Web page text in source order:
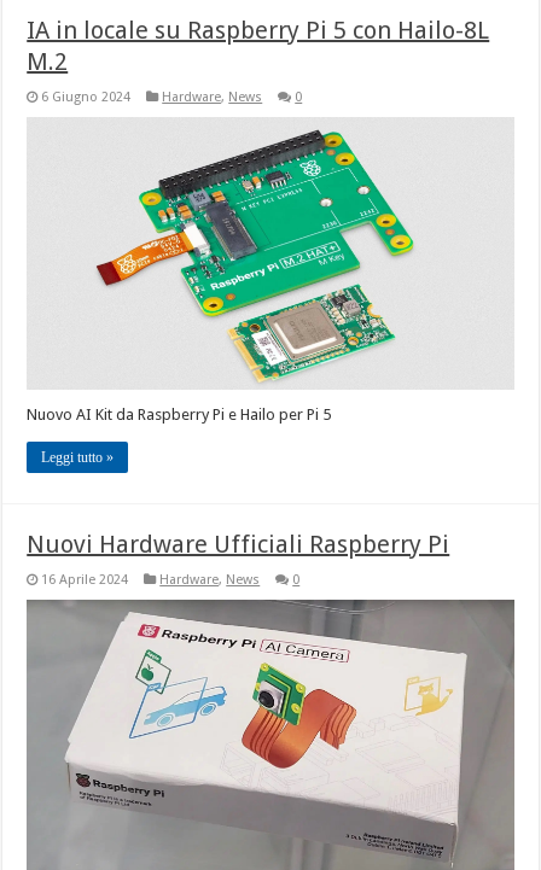
IA in locale su Raspberry Pi 5 con Hailo-8L
M.2
6 Giugno 2024 Hardware, News 0
Nuovo AI Kit da Raspberry Pi e Hailo per Pi 5
Leggi tutto »
Nuovi Hardware Ufficiali Raspberry Pi
16 Aprile 2024 Hardware, News 0